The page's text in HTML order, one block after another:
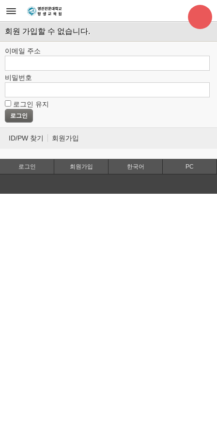
회원 가입할 수 없습니다.
이메일 주소
비밀번호
로그인 유지
ID/PW 찾기 회원가입
로그인 회원가입 한국어 PC